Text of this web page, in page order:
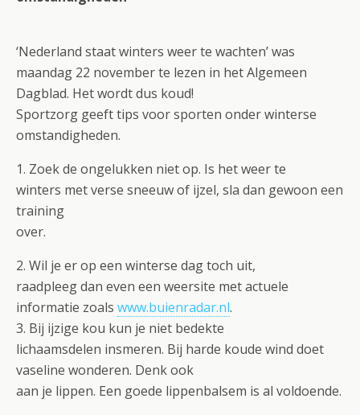
‘Nederland staat winters weer te wachten’ was
maandag 22 november te lezen in het Algemeen
Dagblad. Het wordt dus koud!
Sportzorg geeft tips voor sporten onder winterse
omstandigheden.
1. Zoek de ongelukken niet op. Is het weer te
winters met verse sneeuw of ijzel, sla dan gewoon een
training
over.
2. Wil je er op een winterse dag toch uit,
raadpleeg dan even een weersite met actuele
informatie zoals www.buienradar.nl.
3. Bij ijzige kou kun je niet bedekte
lichaamsdelen insmeren. Bij harde koude wind doet
vaseline wonderen. Denk ook
aan je lippen. Een goede lippenbalsem is al voldoende.